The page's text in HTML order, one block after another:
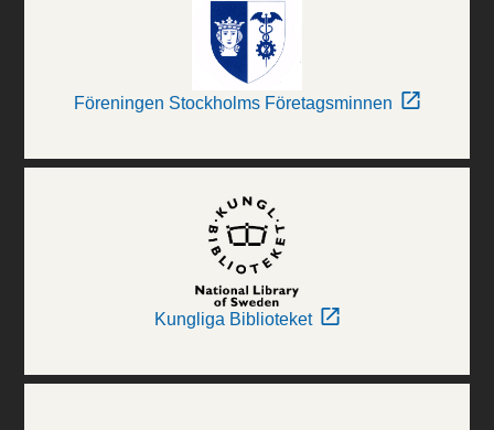
Föreningen Stockholms Företagsminnen
Kungliga Biblioteket